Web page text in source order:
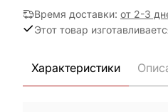
Время доставки: от 2-3
Этот товар
Характеристики